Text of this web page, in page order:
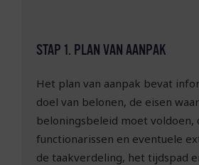
STAP 1. PLAN VAN AANPAK
Het plan van aanpak bevat
doel van belonen, de eisen
beloningsbeleid moet
functionarissen en eventuele
de taakverdeling, het tijdspad